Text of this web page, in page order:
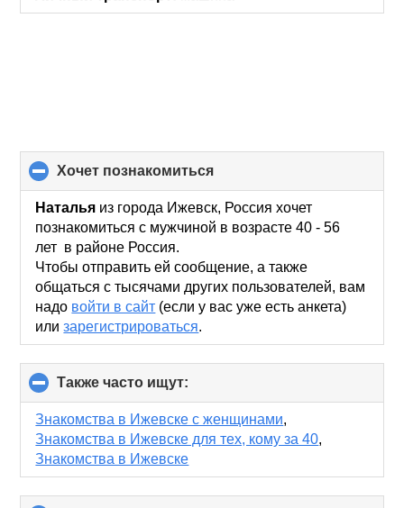
хочет познакомиться
to
collapse
contents
Наталья из города Ижевск, Россия хочет
познакомиться с мужчиной в возрасте 40 - 56
лет в районе Россия.
Чтобы отправить ей сообщение, а также
общаться с тысячами других пользователей, вам
надо войти в сайт (если у вас уже есть анкета)
илизарегистрироваться.
Также часто ищут:
to
collapse
contents
Знакомства в Ижевске с женщинами,
Знакомства в Ижевске для тех, кому за 40,
Знакомства в Ижевске